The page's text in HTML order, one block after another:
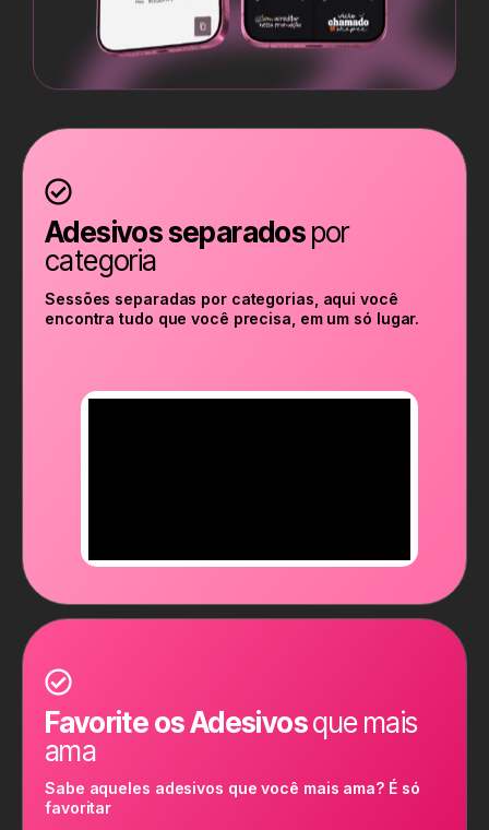
Adesivos separadospor
categoria
Sessões separadas por categorias, aqui você
encontra tudo que você precisa, em um só lugar.
Favorite os Adesivosque mais
ama
Sabe aqueles adesivos que você mais ama? É só
favoritar